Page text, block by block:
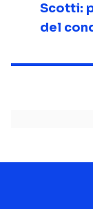
Scotti:
del